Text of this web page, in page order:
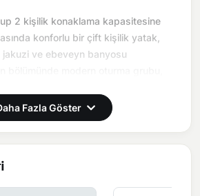
2 kişilik konaklama kapasitesine
konforlu bir çift kişilik yatak,
jakuzi ve ebeveyn banyosu
buzdolabı, ocak, fırın, yemek takımları
eksiksiz şekilde
birlikte hatırlayabileceğiniz bir
Fazla Göster